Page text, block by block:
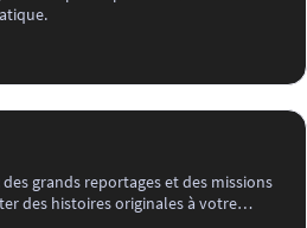
grands reportages et des missions
des histoires originales à votre